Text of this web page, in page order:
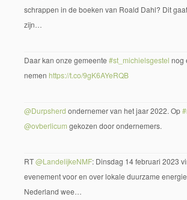
schrappen in de boeken van Roald Dahl? Dit
zijn…
Daar kan onze gemeente #st_michielsgestel nog
nemen https://t.co/9gK6AYeRQB
@Durpsherd ondernemer van het jaar 2022. Op
@ovberlicum gekozen door ondernemers.
RT@LandelijkeNMF: Dinsdag 14 februari 2023
evenement voor en over lokale duurzame
Nederland wee…